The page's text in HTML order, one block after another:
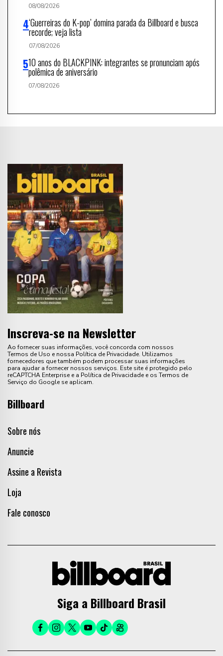
08/08/2026
‘Guerreiras do K-pop’ domina parada da Billboard e busca
recorde; veja lista
07/08/2026
10 anos do BLACKPINK: integrantes se pronunciam após
polêmica de aniversário
07/08/2026
Inscreva-se na Newsletter
Ao fornecer suas informações, você concorda com nossos
Termos de Uso e nossa Política de Privacidade. Utilizamos
fornecedores que também podem processar suas informações
para ajudar a fornecer nossos serviços. Este site é protegido pelo
reCAPTCHA Enterprise e a Política de Privacidade e os Termos de
Serviço do Google se aplicam.
Billboard
Sobre nós
Anuncie
Assine a Revista
Loja
Fale conosco
Siga a Billboard Brasil